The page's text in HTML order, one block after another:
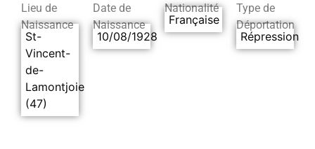
Lieu de
Naissance
St-
Vincent-
de-
Lamontjoie
(47)
Date de
Naissance
10/08/1928
Nationalité
Française
Type de
Déportation
Répression